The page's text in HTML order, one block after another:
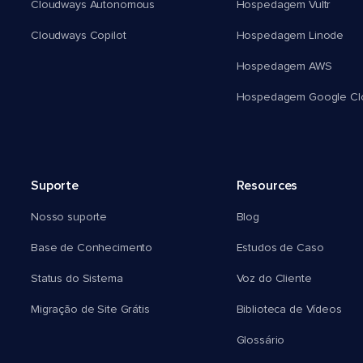
Cloudways Autonomous
Cloudways Copilot
Hospedagem Vultr
Hospedagem Linode
Hospedagem AWS
Hospedagem Google
Suporte
Nosso suporte
Base de Conhecimento
Status do Sistema
Migração de Site Grátis
Resources
Blog
Estudos de Caso
Voz do Cliente
Biblioteca de Vídeos
Glossário